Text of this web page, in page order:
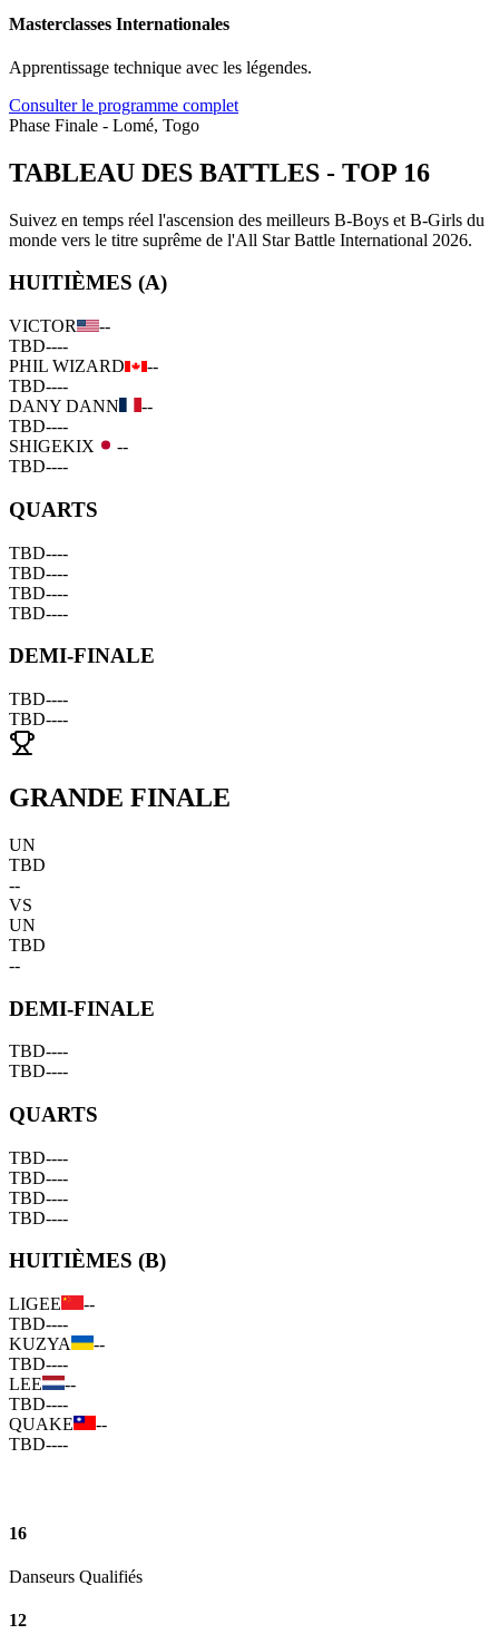
Masterclasses Internationales
Apprentissage technique avec les légendes.
Consulter le programme complet
Phase Finale - Lomé, Togo
TABLEAU DES BATTLES - TOP 16
Suivez en temps réel l'ascension des meilleurs B-Boys et B-Girls du
monde vers le titre suprême de l'All Star Battle International 2026.
HUITIÈMES (A)
VICTOR
--
TBD----
PHIL WIZARD
--
TBD----
DANY DANN
--
TBD----
SHIGEKIX
--
TBD----
QUARTS
TBD----
TBD----
TBD----
TBD----
DEMI-FINALE
TBD----
TBD----
GRANDE FINALE
UN
TBD
--
VS
UN
TBD
--
DEMI-FINALE
TBD----
TBD----
QUARTS
TBD----
TBD----
TBD----
TBD----
HUITIÈMES (B)
LIGEE
--
TBD----
KUZYA
--
TBD----
LEE
--
TBD----
QUAKE
--
TBD----
16
Danseurs Qualifiés
12